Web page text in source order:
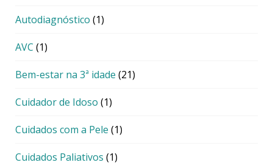
Autodiagnóstico (1)
AVC (1)
Bem-estar na 3ª idade (21)
Cuidador de Idoso (1)
Cuidados com a Pele (1)
Cuidados Paliativos (1)